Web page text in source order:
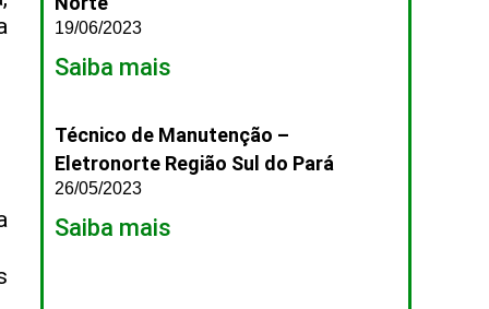
19/06/2023
Saiba mais
Técnico de Manutenção –
Eletronorte Região Sul do Pará
26/05/2023
Saiba mais